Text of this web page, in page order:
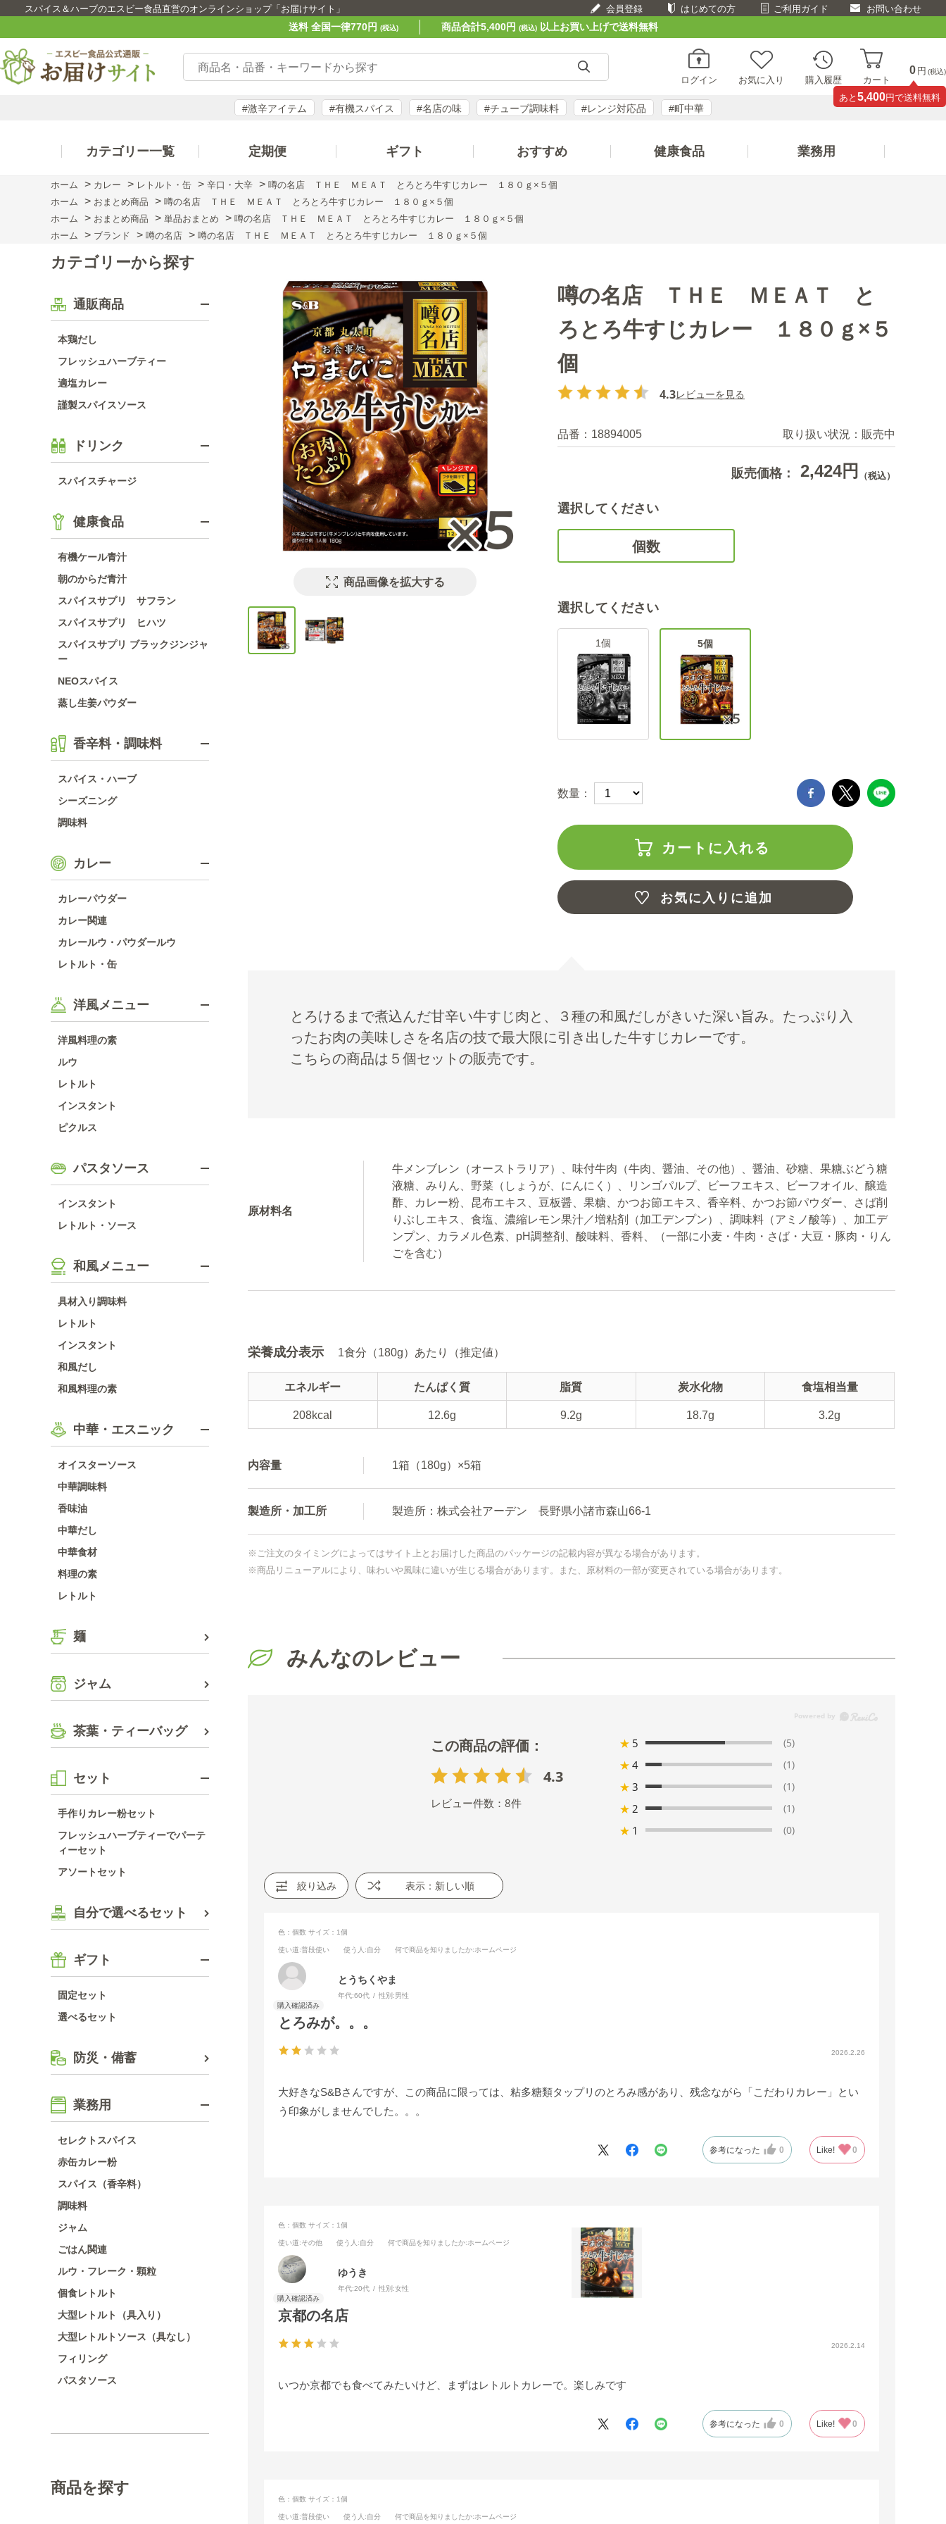
スパイス＆ハーブのエスビー食品直営のオンラインショップ「お届けサイト」 会員登録 はじめての方 ご利用ガイド お問い合わせ
送料 全国一律770円 (税込) 商品合計5,400円 (税込)以上お買い上げで送料無料
ログイン お気に入り 購入履歴 カート
0 円 (税込)
あと 5,400円で送料無料
#激辛アイテム #有機スパイス #名店の味 #チューブ調味料 #レンジ対応品 #町中華
カテゴリー一覧 定期便 ギフト おすすめ 健康食品 業務用
ホーム > カレー > レトルト・缶 > 辛口・大辛 > 噂の名店 ＴＨＥ ＭＥＡＴ とろとろ牛すじカレー １８０ｇ×５個
ホーム
> おまとめ商品 > 噂の名店 ＴＨＥ ＭＥＡＴ とろとろ牛すじカレー １８０ｇ×５個
ホーム
> おまとめ商品 > 単品おまとめ > 噂の名店 ＴＨＥ ＭＥＡＴ とろとろ牛すじカレー １８０ｇ×５個
ホーム
> ブランド > 噂の名店 > 噂の名店 ＴＨＥ ＭＥＡＴ とろとろ牛すじカレー １８０ｇ×５個
カテゴリーから探す
通販商品
本鶏だし
フレッシュハーブティー
適塩カレー
謹製スパイスソース
ドリンク
スパイスチャージ
健康食品
有機ケール青汁
朝のからだ青汁
スパイスサプリ サフラン
スパイスサプリ ヒハツ
スパイスサプリ ブラックジンジャ
ー
NEOスパイス
蒸し生姜パウダー
香辛料・調味料
スパイス・ハーブ
シーズニング
調味料
カレー
カレーパウダー
カレー関連
カレールウ・パウダールウ
レトルト・缶
洋風メニュー
洋風料理の素
ルウ
レトルト
インスタント
ピクルス
パスタソース
インスタント
レトルト・ソース
和風メニュー
具材入り調味料
レトルト
インスタント
和風だし
和風料理の素
中華・エスニック
オイスターソース
中華調味料
香味油
中華だし
中華食材
料理の素
レトルト
麺
ジャム
茶葉・ティーバッグ
セット
手作りカレー粉セット
フレッシュハーブティーでパーテ
ィーセット
アソートセット
自分で選べるセット
ギフト
固定セット
選べるセット
防災・備蓄
業務用
セレクトスパイス
赤缶カレー粉
スパイス（香辛料）
調味料
ジャム
ごはん関連
ルウ・フレーク・顆粒
個食レトルト
大型レトルト（具入り）
大型レトルトソース（具なし）
フィリング
パスタソース
商品を探す
商品画像を拡大する
噂の名店 ＴＨＥ ＭＥＡＴ と
ろとろ牛すじカレー １８０ｇ×５
個
4.3レビューを見る
品番： 18894005 取り扱い状況： 販売中
販売価格： 2,424円 （税込）
選択してください
個数
選択してください
1個 5個
数量：
カートに入れる
お気に入りに追加
とろけるまで煮込んだ甘辛い牛すじ肉と、３種の和風だしがきいた深い旨み。たっぷり入
ったお肉の美味しさを名店の技で最大限に引き出した牛すじカレーです。
こちらの商品は５個セットの販売です。
原材料名
牛メンブレン（オーストラリア）、味付牛肉（牛肉、醤油、その他）、醤油、砂糖、果糖ぶどう糖
液糖、みりん、野菜（しょうが、にんにく）、リンゴパルプ、ビーフエキス、ビーフオイル、醸造
酢、カレー粉、昆布エキス、豆板醤、果糖、かつお節エキス、香辛料、かつお節パウダー、さば削
りぶしエキス、食塩、濃縮レモン果汁／増粘剤（加工デンプン）、調味料（アミノ酸等）、加工デ
ンプン、カラメル色素、pH調整剤、酸味料、香料、（一部に小麦・牛肉・さば・大豆・豚肉・りん
ごを含む）
栄養成分表示 1食分（180g）あたり（推定値）
エネルギー
208kcal
たんぱく質
12.6g
脂質
9.2g
炭水化物
18.7g
食塩相当量
3.2g
内容量 1箱（180g）×5箱
製造所・加工所 製造所：株式会社アーデン 長野県小諸市森山66-1
※ご注文のタイミングによってはサイト上とお届けした商品のパッケージの記載内容が異なる場合があります。
※商品リニューアルにより、味わいや風味に違いが生じる場合があります。また、原材料の一部が変更されている場合があります。
みんなのレビュー
4.3
レビュー件数： 8件
★ 5 (5)
★ 4 (1)
★ 3 (1)
★ 2 (1)
★ 1 (0)
絞り込み 表示：新しい順
2026.2.26
とろみが。。。
色：個数 サイズ：1個
使い道:普段使い 使う人 :自分 何で商品を知りましたか:ホームページ
とうちくやま
年代:60代 性別:男性
大好きなS&Bさんですが、この商品に限っては、粘多糖類タップリのとろみ感があり、残念ながら「こだわりカレー」とい
う印象がしませんでした。。。
参考になった 0 Like! 0
2026.2.14
京都の名店
色：個数 サイズ：1個
使い道:その他 使う人 :自分 何で商品を知りましたか:ホームページ
ゆうき
年代:20代 性別:女性
いつか京都でも食べてみたいけど、まずはレトルトカレーで。楽しみです
参考になった 0 Like! 0
色：個数 サイズ：1個
使い道:普段使い 使う人 :自分 何で商品を知りましたか:ホームページ